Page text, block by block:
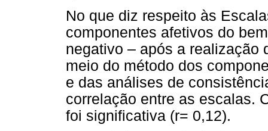
No que diz respeito às
componentes afetivos do
negativo – após a realização
meio do método dos
e das análises de
correlação entre as escalas.
foi significativa (r= 0,12).